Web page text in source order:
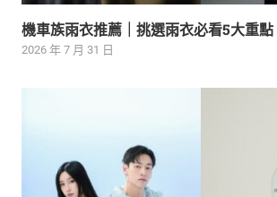
機車族雨衣推薦｜挑選雨衣必看5大重點
2026 年 7 月 31 日